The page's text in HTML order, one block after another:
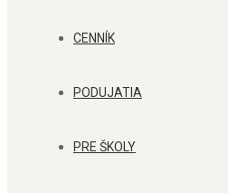
CENNÍK
PODUJATIA
PRE ŠKOLY